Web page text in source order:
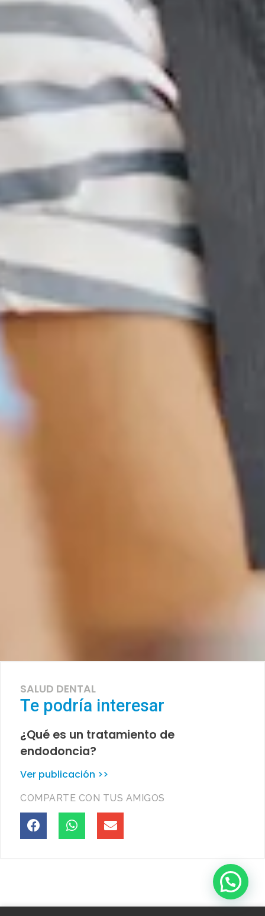
SALUD DENTAL
Te podría interesar
¿Qué es un tratamiento de
endodoncia?
Ver publicación >>
COMPARTE CON TUS AMIGOS